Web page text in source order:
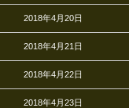
2018年4月20日
2018年4月21日
2018年4月22日
2018年4月23日